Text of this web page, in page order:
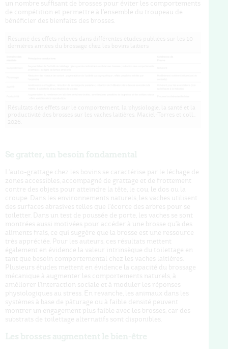
un nombre suffisant de brosses pour éviter les comportements
de compétition et permettre à l'ensemble du troupeau de
bénéficier des bienfaits des brosses.
L'auto-grattage chez les bovins se caractérise par le léchage de
zones accessibles, accompagné de grattage et de frottement
contre des objets pour atteindre la tête, le cou, le dos ou la
croupe. Dans les environnements naturels, les vaches utilisent
des surfaces abrasives telles que l'écorce des arbres pour se
toiletter. Dans un test de poussée de porte, les vaches se sont
montrées aussi motivées pour accéder à une brosse qu'à des
aliments frais, ce qui suggère que la brosse est une ressource
très appréciée. Pour les auteurs, ces résultats mettent
également en évidence la valeur intrinsèque du toilettage en
tant que besoin comportemental chez les vaches laitières.
Plusieurs études mettent en évidence la capacité du brossage
mécanique à augmenter les comportements naturels, à
améliorer l'interaction sociale et à moduler les réponses
physiologiques au stress. En revanche, les animaux dans les
systèmes à base de pâturage ou à faible densité peuvent
montrer un engagement plus faible avec les brosses, car des
substrats de toilettage alternatifs sont disponibles.